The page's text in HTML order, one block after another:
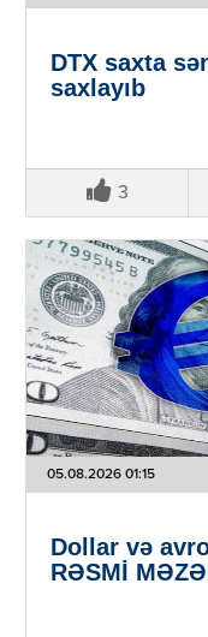
DTX saxta
saxlayıb
3
05.08.2026 01:15
Dollar və
RƏSMİ